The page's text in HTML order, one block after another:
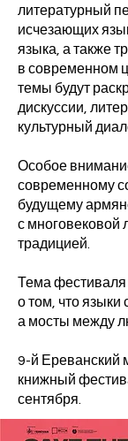
литературный
исчезающих
языка, а также
в современном
темы будут
дискуссии,
культурный
Особое
современному
будущему
с многовековой
традицией.
Тема
о том, что языки
а мосты между
9-й Ереванский
книжный
сентября.